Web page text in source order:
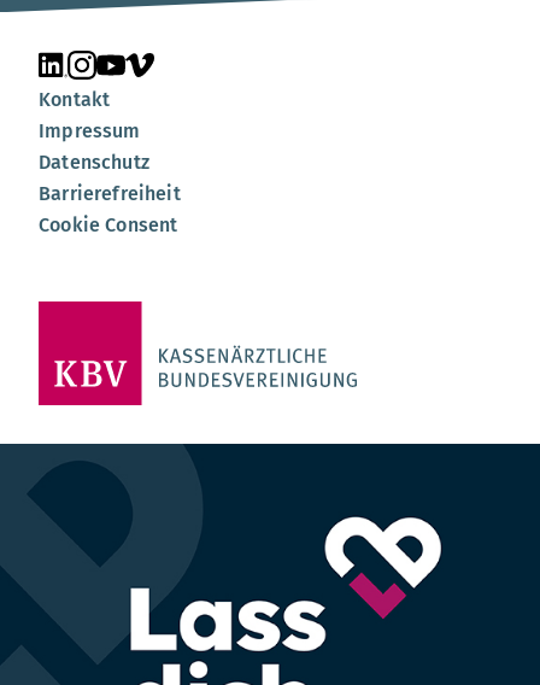
Unsere Seite auf LinkedIn
Unsere Seite auf Instagram
Unsere Seite auf YouTube
Unsere Seite auf Vimeo
Kontakt
Impressum
Datenschutz
Barrierefreiheit
Cookie Consent